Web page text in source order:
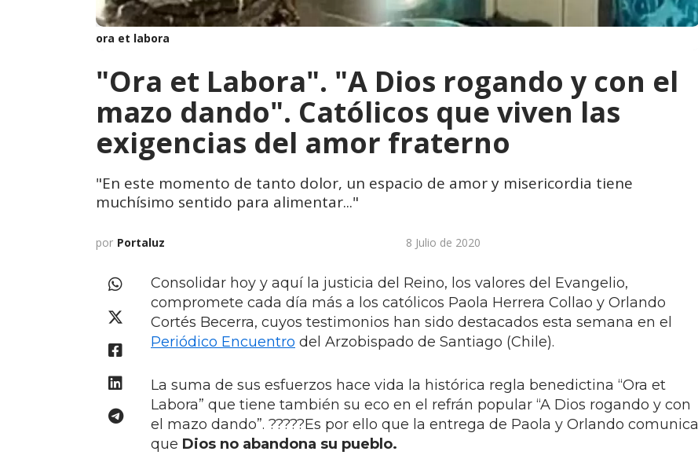
ora et labora
"Ora et Labora". "A Dios rogando y con el
mazo dando". Católicos que viven las
exigencias del amor fraterno
"En este momento de tanto dolor, un espacio de amor y misericordia tiene
muchísimo sentido para alimentar..."
por Portaluz 8 Julio de 2020
Consolidar hoy y aquí la justicia del Reino, los valores del Evangelio,
compromete cada día más a los católicos Paola Herrera Collao y Orlando
Cortés Becerra, cuyos testimonios han sido destacados esta semana en el
Periódico Encuentro del Arzobispado de Santiago (Chile).
La suma de sus esfuerzos hace vida la histórica regla benedictina “Ora et
Labora” que tiene también su eco en el refrán popular “A Dios rogando y con
el mazo dando”. ?????Es por ello que la entrega de Paola y Orlando comunica
que Dios no abandona su pueblo.